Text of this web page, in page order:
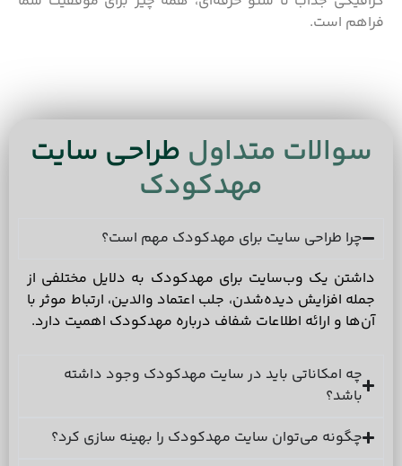
فراهم است.
سوالات متداول طراحی سایت
مهدکودک
چرا طراحی سایت برای مهدکودک مهم است؟
داشتن یک وب‌سایت برای مهدکودک به دلایل مختلفی از
جمله افزایش دیده‌شدن، جلب اعتماد والدین، ارتباط موثر با
آن‌ها و ارائه اطلاعات شفاف درباره مهدکودک اهمیت دارد.
چه امکاناتی باید در سایت مهدکودک وجود داشته
باشد؟
چگونه می‌توان سایت مهدکودک را بهینه سازی کرد؟